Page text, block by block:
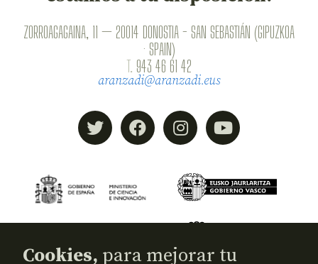
ZORROAGAGAINA, 11 — 20014 DONOSTIA - SAN SEBASTIÁN (GIPUZKOA
· SPAIN)
T. 943 46 61 42
aranzadi@aranzadi.eus
Cookies, para mejorar tu